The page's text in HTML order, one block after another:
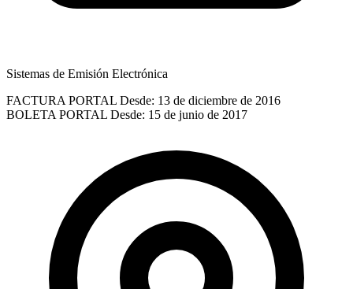
Sistemas de Emisión Electrónica
FACTURA PORTAL Desde: 13 de diciembre de 2016
BOLETA PORTAL Desde: 15 de junio de 2017